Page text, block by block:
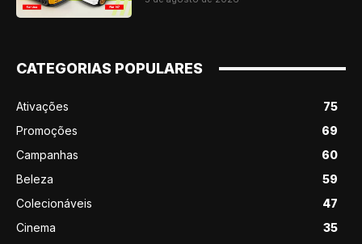
CATEGORIAS POPULARES
Ativações
75
Promoções
69
Campanhas
60
Beleza
59
Colecionáveis
47
Cinema
35